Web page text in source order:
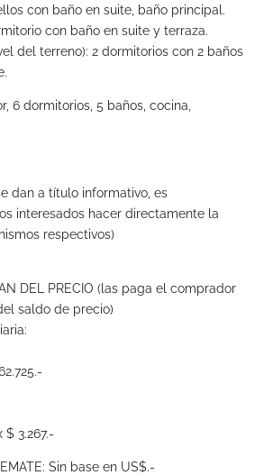
con baño en suite, baño principal.
con baño en suite y terraza.
del terreno): 2 dormitorios con 2 baños
6 dormitorios, 5 baños, cocina,
dan a título informativo, es
interesados hacer directamente la
respectivos)
DEL PRECIO (las paga el comprador
saldo de precio)
3.267.-
Sin base en US$.-